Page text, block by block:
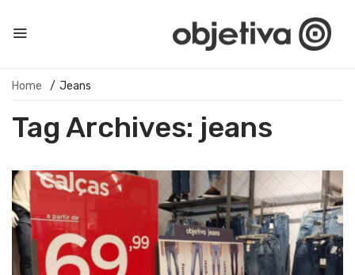
Home / Jeans
Tag Archives: jeans